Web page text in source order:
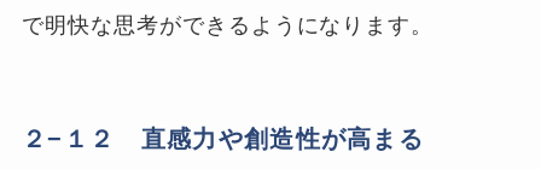
で明快な思考ができるようになります。
２−１２ 直感力や創造性が高まる